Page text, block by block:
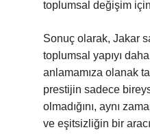
toplumsal değişim
Sonuç olarak, Jakar
toplumsal yapıyı
anlamamıza olanak
prestijin sadece
olmadığını, aynı
ve eşitsizliğin bir